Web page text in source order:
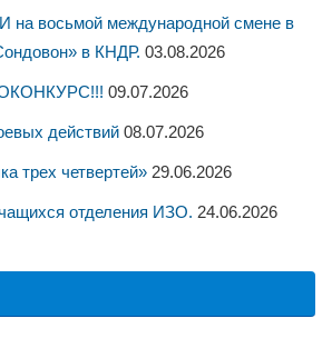
на восьмой международной смене в
в КНДР. 03.08.2026
09.07.2026
действий 08.07.2026
трех четвертей» 29.06.2026
отделения ИЗО. 24.06.2026